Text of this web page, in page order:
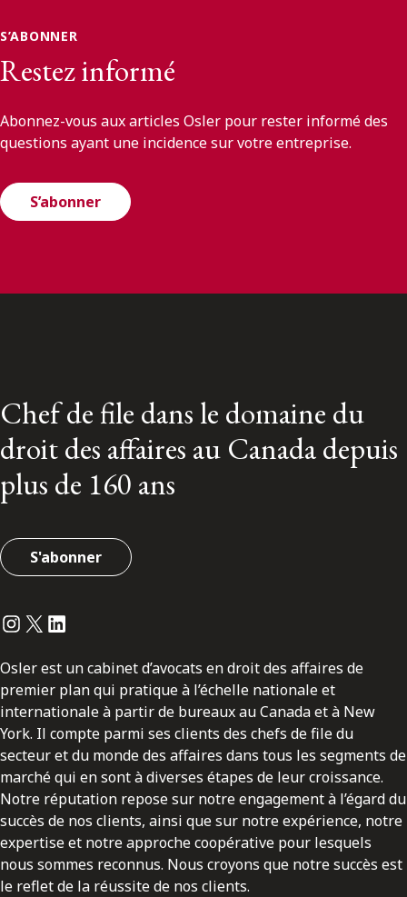
S’ABONNER
Restez informé
Abonnez-vous aux articles Osler pour rester informé des
questions ayant une incidence sur votre entreprise.
S’abonner
Chef de file dans le domaine du
droit des affaires au Canada depuis
plus de 160 ans
S'abonner
Instagram
Twitter
LinkedIn
Osler est un cabinet d’avocats en droit des affaires de
premier plan qui pratique à l’échelle nationale et
internationale à partir de bureaux au Canada et à New
York. Il compte parmi ses clients des chefs de file du
secteur et du monde des affaires dans tous les segments de
marché qui en sont à diverses étapes de leur croissance.
Notre réputation repose sur notre engagement à l’égard du
succès de nos clients, ainsi que sur notre expérience, notre
expertise et notre approche coopérative pour lesquels
nous sommes reconnus. Nous croyons que notre succès est
le reflet de la réussite de nos clients.